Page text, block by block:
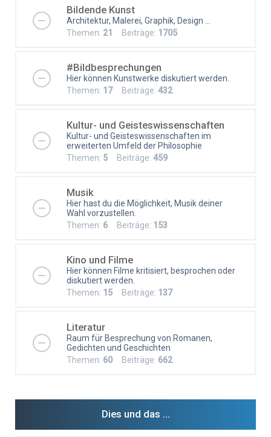
Bildende Kunst
Architektur, Malerei, Graphik, Design ...
Themen: 21 Beiträge: 1705
#Bildbesprechungen
Hier können Kunstwerke diskutiert werden.
Themen: 17Beiträge: 432
Kultur- und Geisteswissenschaften
Kultur- und Geisteswissenschaften im
erweiterten Umfeld der Philosophie
Themen: 5 Beiträge: 459
Musik
Hier hast du die Möglichkeit, Musik deiner
Wahl vorzustellen.
Themen: 6 Beiträge: 153
Kino und Filme
Hier können Filme kritisiert, besprochen oder
diskutiert werden.
Themen: 15 Beiträge: 137
Literatur
Raum für Besprechung von Romanen,
Gedichten und Geschichten
Themen: 60 Beiträge: 662
Dies und das ...